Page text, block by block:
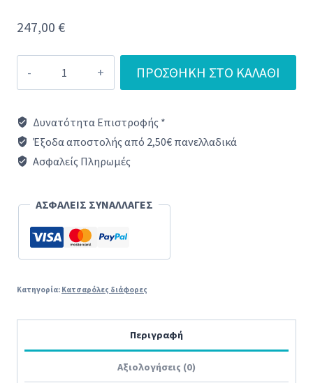
247,00 €
&
ΣΕΤ
1,5L
5,0L
RIKON
ΠΡΟΣΘΉΚΗ ΣΤΟ ΚΑΛΆΘΙ
Δυνατότητα Επιστροφής *
Έξοδα αποστολής από 2,50€ πανελλαδικά
Ασφαλείς Πληρωμές
ΑΣΦΑΛΕΙΣ ΣΥΝΑΛΛΑΓΕΣ
Κατηγορία: Κατσαρόλες διάφορες
Περιγραφή
Αξιολογήσεις (0)